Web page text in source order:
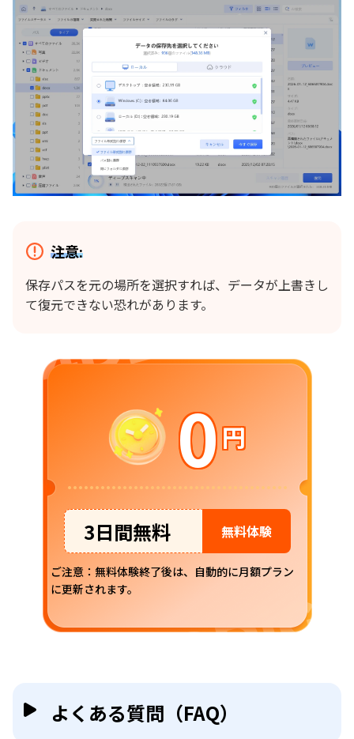
注意:
保存パスを元の場所を選択すれば、データが上書きし
て復元できない恐れがあります。
0円
3日間無料 無料体験
ご注意：無料体験終了後は、自動的に月額プラン
に更新されます。
よくある質問（FAQ）